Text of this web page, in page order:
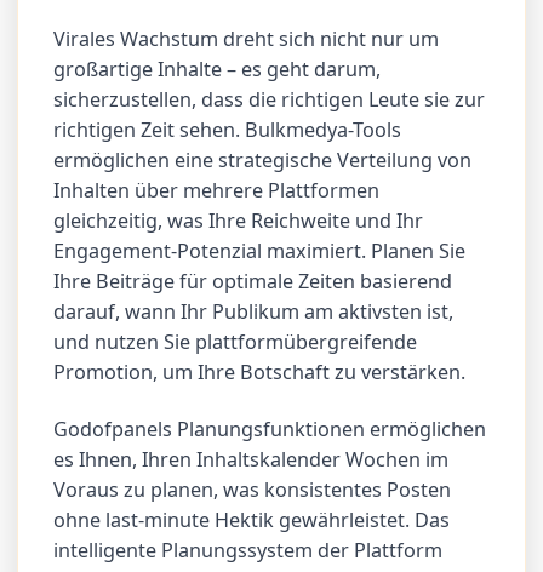
Virales Wachstum dreht sich nicht nur um
großartige Inhalte – es geht darum,
sicherzustellen, dass die richtigen Leute sie zur
richtigen Zeit sehen. Bulkmedya-Tools
ermöglichen eine strategische Verteilung von
Inhalten über mehrere Plattformen
gleichzeitig, was Ihre Reichweite und Ihr
Engagement-Potenzial maximiert. Planen Sie
Ihre Beiträge für optimale Zeiten basierend
darauf, wann Ihr Publikum am aktivsten ist,
und nutzen Sie plattformübergreifende
Promotion, um Ihre Botschaft zu verstärken.
Godofpanels Planungsfunktionen ermöglichen
es Ihnen, Ihren Inhaltskalender Wochen im
Voraus zu planen, was konsistentes Posten
ohne last-minute Hektik gewährleistet. Das
intelligente Planungssystem der Plattform